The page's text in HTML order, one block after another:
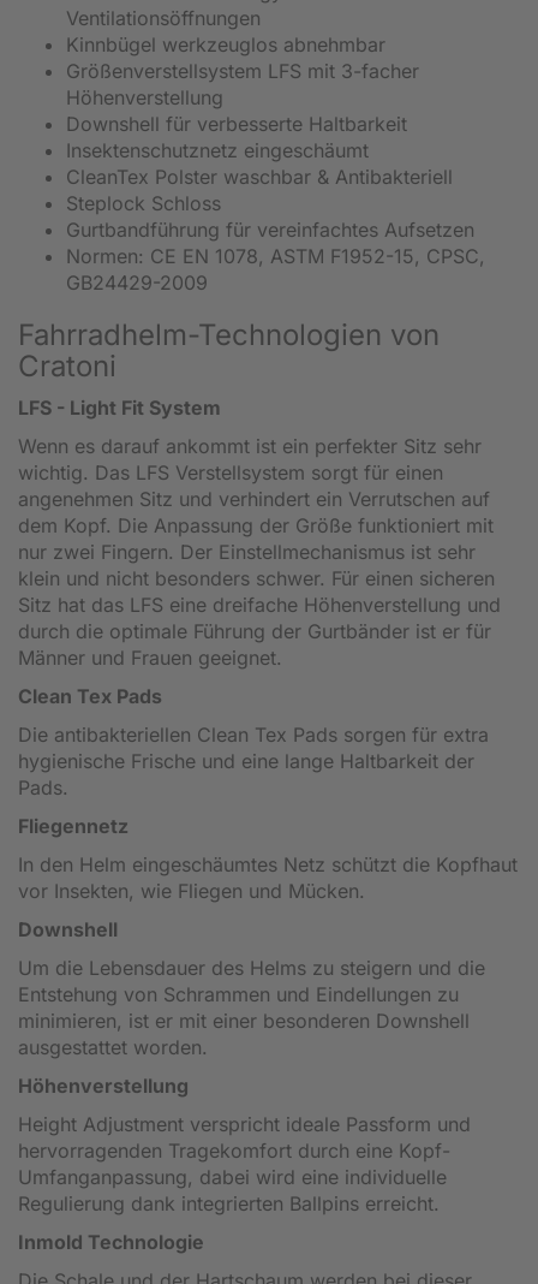
Ventilationsöffnungen
Kinnbügel werkzeuglos abnehmbar
Größenverstellsystem LFS mit 3-facher
Höhenverstellung
Downshell für verbesserte Haltbarkeit
Insektenschutznetz eingeschäumt
CleanTex Polster waschbar & Antibakteriell
Steplock Schloss
Gurtbandführung für vereinfachtes Aufsetzen
Normen: CE EN 1078, ASTM F1952-15, CPSC,
GB24429-2009
Fahrradhelm-Technologien von
Cratoni
LFS - Light Fit System
Wenn es darauf ankommt ist ein perfekter Sitz sehr
wichtig. Das LFS Verstellsystem sorgt für einen
angenehmen Sitz und verhindert ein Verrutschen auf
dem Kopf. Die Anpassung der Größe funktioniert mit
nur zwei Fingern. Der Einstellmechanismus ist sehr
klein und nicht besonders schwer. Für einen sicheren
Sitz hat das LFS eine dreifache Höhenverstellung und
durch die optimale Führung der Gurtbänder ist er für
Männer und Frauen geeignet.
Clean Tex Pads
Die antibakteriellen Clean Tex Pads sorgen für extra
hygienische Frische und eine lange Haltbarkeit der
Pads.
Fliegennetz
In den Helm eingeschäumtes Netz schützt die Kopfhaut
vor Insekten, wie Fliegen und Mücken.
Downshell
Um die Lebensdauer des Helms zu steigern und die
Entstehung von Schrammen und Eindellungen zu
minimieren, ist er mit einer besonderen Downshell
ausgestattet worden.
Höhenverstellung
Height Adjustment verspricht ideale Passform und
hervorragenden Tragekomfort durch eine Kopf-
Umfanganpassung, dabei wird eine individuelle
Regulierung dank integrierten Ballpins erreicht.
Inmold Technologie